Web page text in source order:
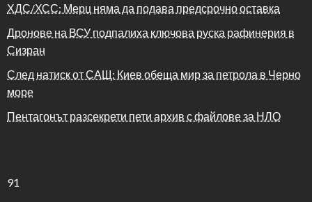
ХДС/ХСС: Мерц няма да подава предсрочно оставка
Дронове на ВСУ подпалиха ключова руска рафинерия в
Сизран
След натиск от САЩ: Киев обеща мир за петрола в Черно
море
Пентагонът разсекрети пети архив с файлове за НЛО
91